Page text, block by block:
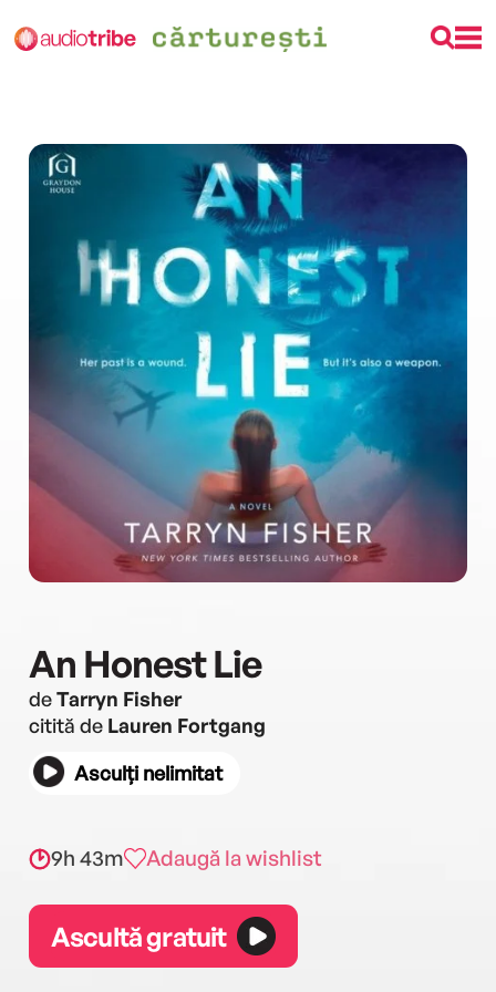
An Honest Lie
deTarryn Fisher
citită de Lauren Fortgang
Asculți nelimitat
9h 43m Adaugă la wishlist
Ascultă gratuit